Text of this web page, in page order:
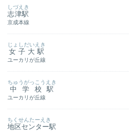
志津駅
しづえき
京成本線
女子大駅
じょしだいえき
ユーカリが丘線
中学校駅
ちゅうがっこうえき
ユーカリが丘線
地区センター駅
ちくせんたーえき